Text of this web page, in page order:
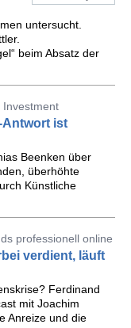
untersucht.
beim Absatz der
Investment
Antwort ist
Beenken über
überhöhte
Künstliche
professionell online
verdient, läuft
Ferdinand
mit Joachim
Anreize und die